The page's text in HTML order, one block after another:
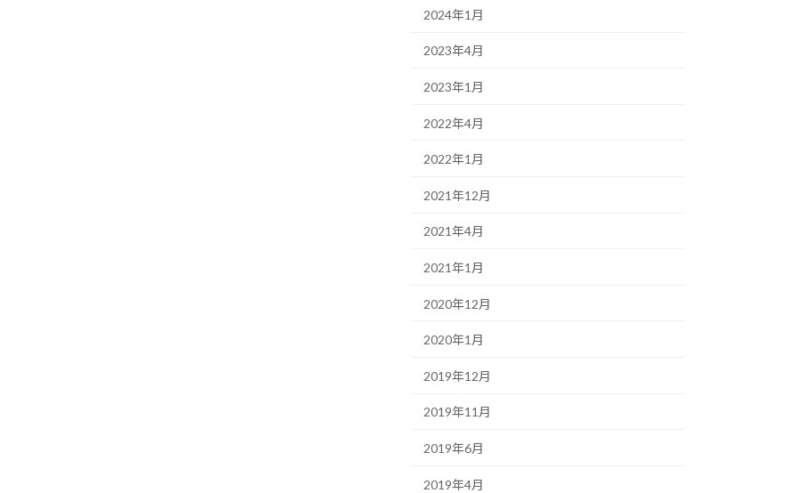
2024年1月
2023年4月
2023年1月
2022年4月
2022年1月
2021年12月
2021年4月
2021年1月
2020年12月
2020年1月
2019年12月
2019年11月
2019年6月
2019年4月